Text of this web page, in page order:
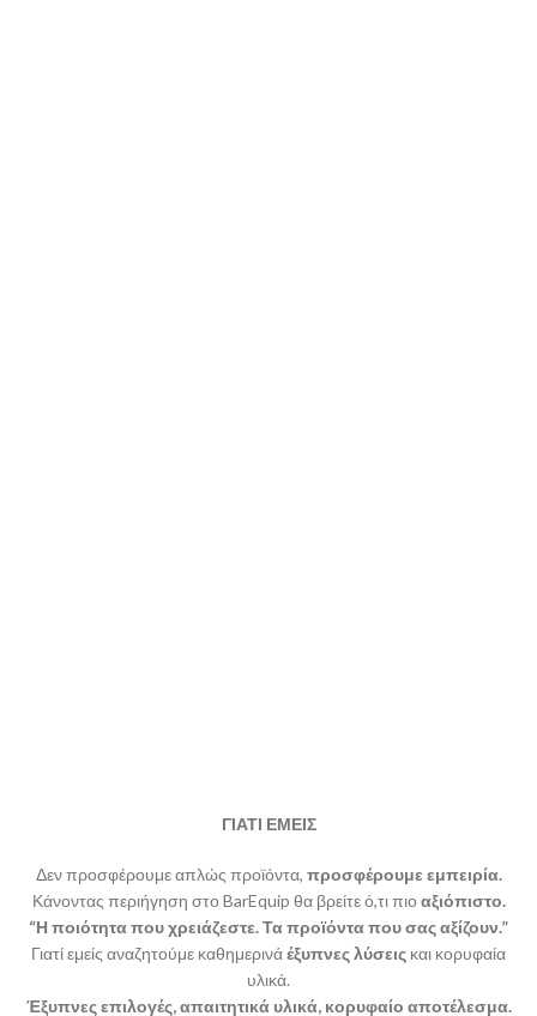
ΓΙΑΤΙ ΕΜΕΙΣ
Δεν προσφέρουμε απλώς προϊόντα, προσφέρουμε εμπειρία.
Κάνοντας περιήγηση στο BarEquip θα βρείτε ό,τι πιο αξιόπιστο.
“Η ποιότητα που χρειάζεστε. Τα προϊόντα που σας αξίζουν.”
Γιατί εμείς αναζητούμε καθημερινάέξυπνες λύσεις και κορυφαία
υλικά.
Έξυπνες επιλογές, απαιτητικά υλικά, κορυφαίο αποτέλεσμα.